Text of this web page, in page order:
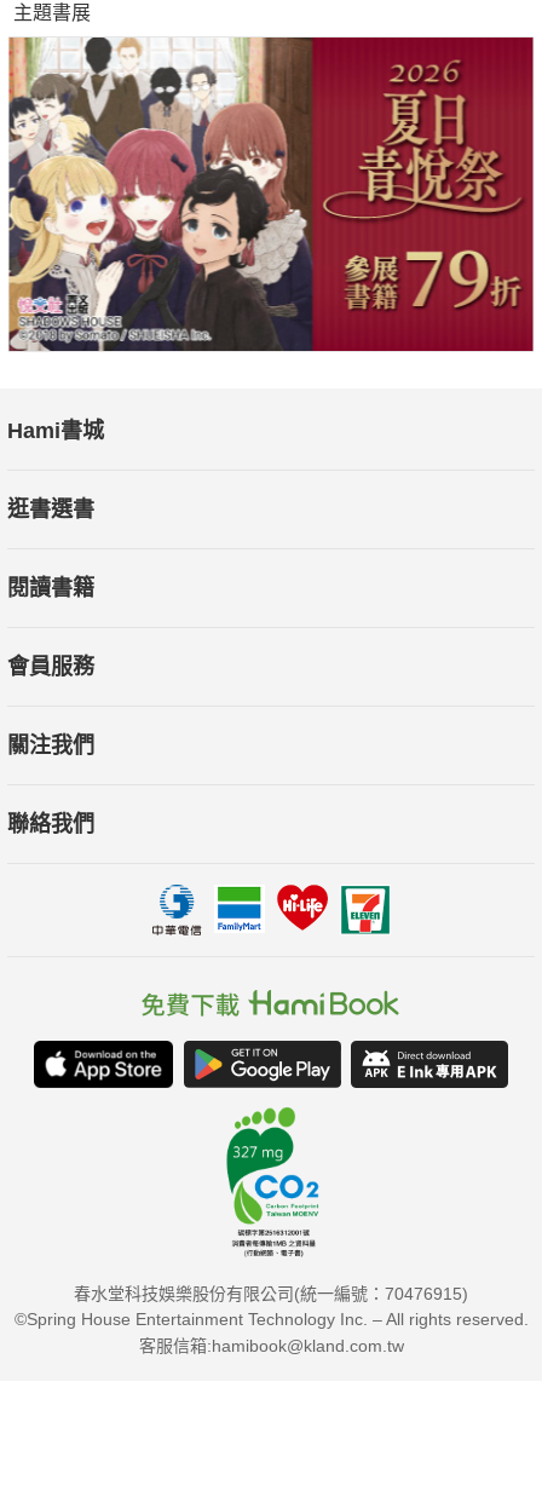
應該派（Should）：以數字為本，用數據建構起通往未來的橋
梁；
可能派（Might）：拓展我們思考範圍，試圖找出未來的各種可
能性；
不該派（Don't）想像未來須謹慎為上，出於恐懼而深思各種構想
的可能後果。
但佛斯特並不提倡上述任何一種思考；相反地佛斯特用它們作為
窺探未來的鏡頭，向讀者說明：如果我們能夠以不同的方式思考
事情，事情會怎麼發展。《提升未來》反對做出自以為是的預言
和誇張的預測，要訓練自己將未來看成當下的演化版本，而不是
「鑑識」，不斷發掘日常細節，理解未來社會如何運作與面臨的
主題書展
Hami書城
逛書選書
閱讀書籍
會員服務
關注我們
聯絡我們
春水堂科技娛樂股份有限公司(統一編號：70476915)
©Spring House Entertainment Technology Inc. – All rights reserved.
客服信箱:hamibook@kland.com.tw